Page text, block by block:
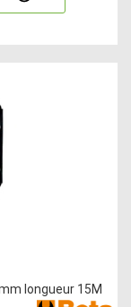
longueur 15M